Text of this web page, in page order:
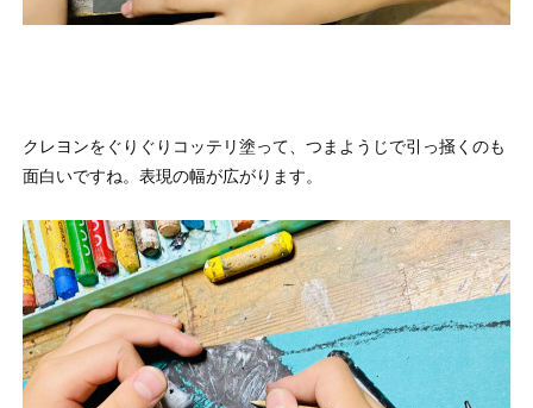
クレヨンをぐりぐりコッテリ塗って、つまようじで引っ掻くのも
面白いですね。表現の幅が広がります。